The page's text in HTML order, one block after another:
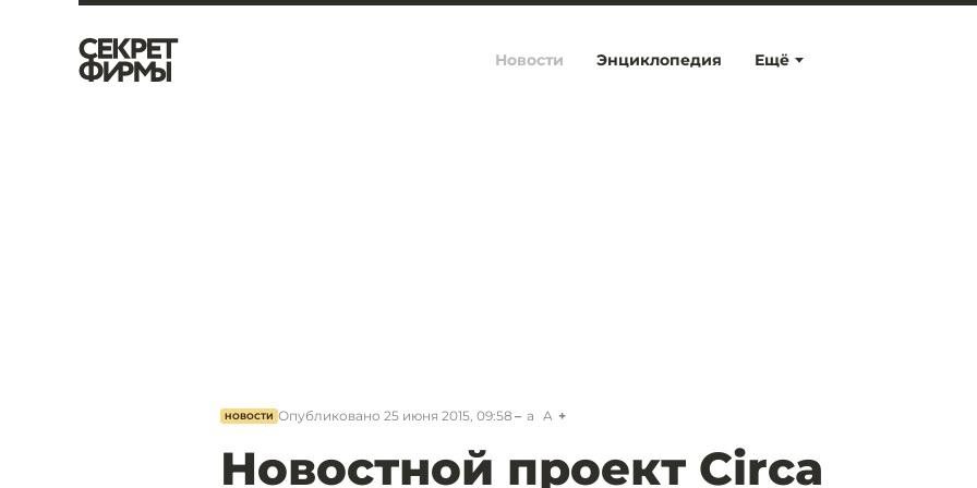
Ещё
Новости Энциклопедия
НОВОСТИ Опубликовано 25 июня 2015, 09:58 a A
Новостной проект Circa